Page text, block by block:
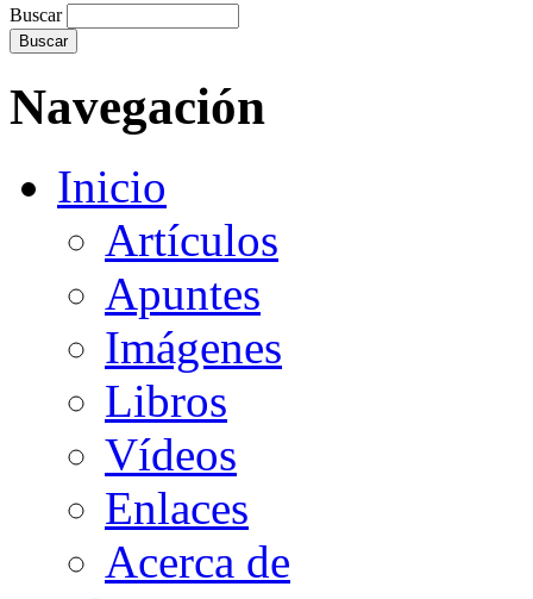
Buscar
Navegación
Inicio
Artículos
Apuntes
Imágenes
Libros
Vídeos
Enlaces
Acerca de